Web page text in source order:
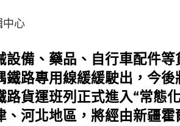
中心
設備、藥品、自行車配件
鐵路專用線緩緩駛出，今
路貨運班列正式進入“常態
、河北地區，將經由新疆